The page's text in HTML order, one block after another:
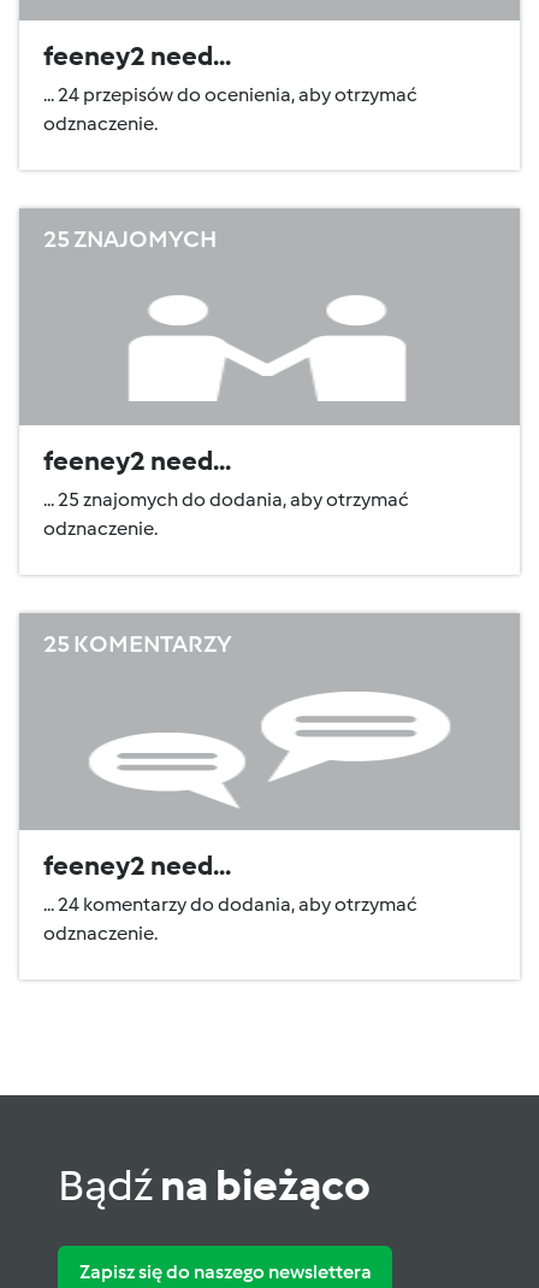
feeney2 need...
... 24 przepisów do ocenienia, aby otrzymać
odznaczenie.
25 ZNAJOMYCH
feeney2 need...
... 25 znajomych do dodania, aby otrzymać
odznaczenie.
25 KOMENTARZY
feeney2 need...
... 24 komentarzy do dodania, aby otrzymać
odznaczenie.
Bądźna bieżąco
Zapisz się do naszego newslettera